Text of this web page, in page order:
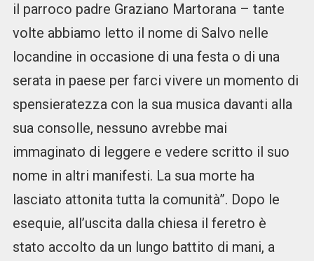
il parroco padre Graziano Martorana – tante
volte abbiamo letto il nome di Salvo nelle
locandine in occasione di una festa o di una
serata in paese per farci vivere un momento di
spensieratezza con la sua musica davanti alla
sua consolle, nessuno avrebbe mai
immaginato di leggere e vedere scritto il suo
nome in altri manifesti. La sua morte ha
lasciato attonita tutta la comunità”. Dopo le
esequie, all’uscita dalla chiesa il feretro è
stato accolto da un lungo battito di mani, a